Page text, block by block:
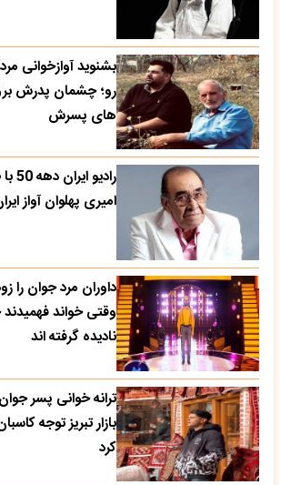
بشنوید آوازخوانی
رو؛ چشمان پدرش
های پسرش
امیری پهلوان آواز
داوران مرد جوان را
وقتی خواند فهمیدند
نادیده گرفته اند
ترانه خوانی پسر
بازار تبریز توجه
کرد